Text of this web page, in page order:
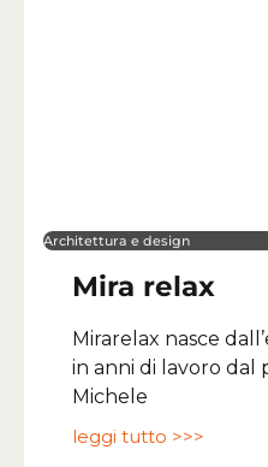
Architettura e design
Mira relax
Mirarelax nasce
in anni di lavoro dal
Michele
leggi tutto >>>